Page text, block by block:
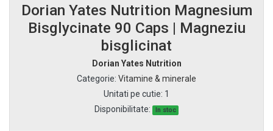
Dorian Yates Nutrition Magnesium
Bisglycinate 90 Caps | Magneziu
bisglicinat
Dorian Yates Nutrition
Categorie: Vitamine & minerale
Unitati pe cutie: 1
Disponibilitate:
In stoc